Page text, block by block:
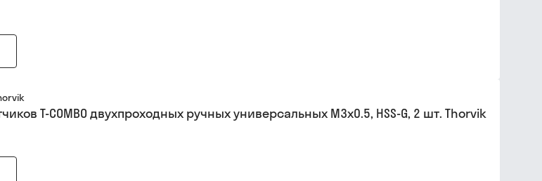
T-COMBO двухпроходных ручных универсальных М3х0.5, HSS-G, 2 шт. Thorvik